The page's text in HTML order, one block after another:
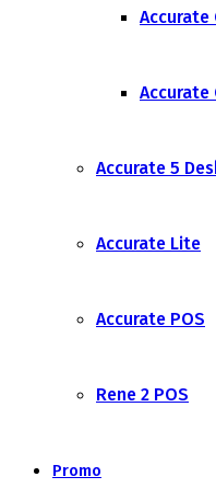
Accurate
Accurate
Accurate 5
Accurate Lite
Accurate POS
Rene 2 POS
Promo